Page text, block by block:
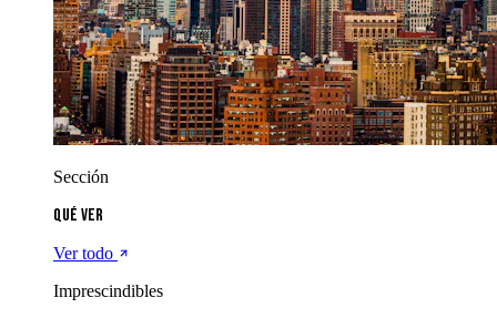
Sección
Qué ver
Ver todo
Imprescindibles